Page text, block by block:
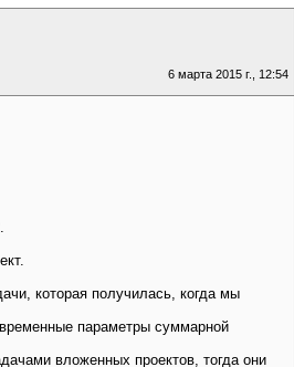
6 марта 2015 г., 12:54
которая получилась, когда мы
параметры суммарной
вложенных проектов, тогда они